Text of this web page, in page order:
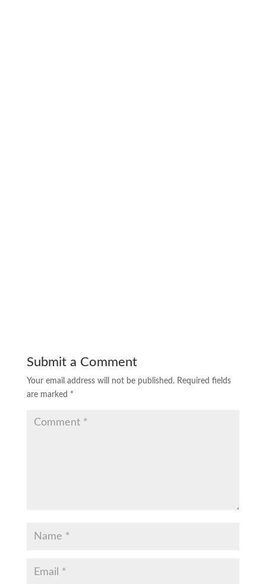
Submit a Comment
Your email address will not be published. Required fields
are marked *